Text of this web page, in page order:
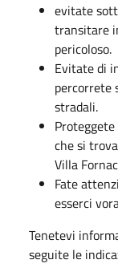
evitate
transitare
pericoloso.
Evitate di
percorrete
stradali.
che si
Villa
Fate
esserci
Tenetevi
seguite le